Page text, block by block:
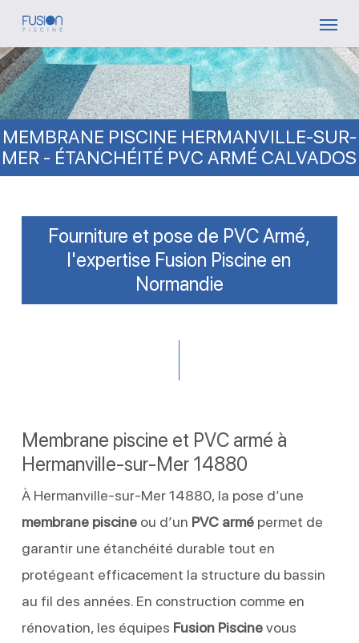
Skip
main
content
MEMBRANE PISCINE HERMANVILLE-SUR-
MER - ÉTANCHÉITÉ PVC ARMÉ CALVADOS
Fourniture et pose de PVC Armé,
l'expertise Fusion Piscine en
Normandie
Membrane piscine et PVC armé à
Hermanville-sur-Mer 14880
À Hermanville-sur-Mer 14880, la pose d’une
membrane piscineou d’un PVC armépermet de
garantir une étanchéité durable tout en
protégeant efficacement la structure du bassin
au fil des années. En construction comme en
rénovation, les équipes Fusion Piscinevous